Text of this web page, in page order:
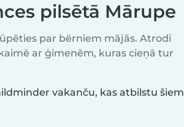
pilsētā Mārupe
par bērniem mājās. Atrodi
ar ģimenēm, kuras cieņā tur
vakanču, kas atbilstu šiem